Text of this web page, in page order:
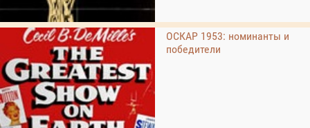
ОСКАР 1953: номинанты и
победители